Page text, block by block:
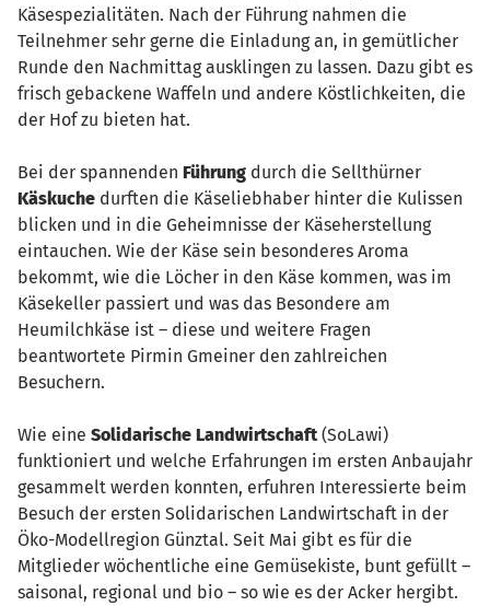
Käsespezialitäten. Nach der Führung nahmen die
Teilnehmer sehr gerne die Einladung an, in gemütlicher
Runde den Nachmittag ausklingen zu lassen. Dazu gibt es
frisch gebackene Waffeln und andere Köstlichkeiten, die
der Hof zu bieten hat.
Bei der spannenden Führung durch die Sellthürner
Käskuche durften die Käseliebhaber hinter die Kulissen
blicken und in die Geheimnisse der Käseherstellung
eintauchen. Wie der Käse sein besonderes Aroma
bekommt, wie die Löcher in den Käse kommen, was im
Käsekeller passiert und was das Besondere am
Heumilchkäse ist – diese und weitere Fragen
beantwortete Pirmin Gmeiner den zahlreichen
Besuchern.
Wie eine Solidarische Landwirtschaft (SoLawi)
funktioniert und welche Erfahrungen im ersten Anbaujahr
gesammelt werden konnten, erfuhren Interessierte beim
Besuch der ersten Solidarischen Landwirtschaft in der
Öko-Modellregion Günztal. Seit Mai gibt es für die
Mitglieder wöchentliche eine Gemüsekiste, bunt gefüllt –
saisonal, regional und bio – so wie es der Acker hergibt.